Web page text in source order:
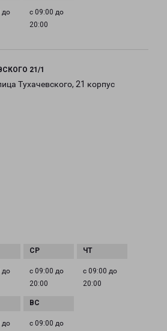
до
с 09:00 до
20:00
21/1
Тухачевского, 21 корпус
до
с 09:00 до
20:00
с 09:00 до
20:00
до
с 09:00 до